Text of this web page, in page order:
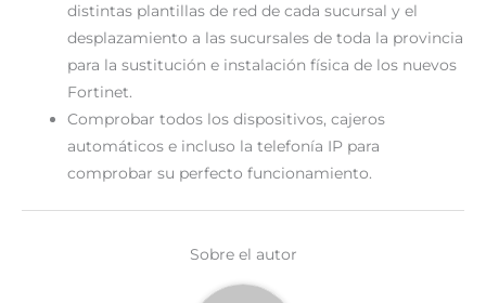
distintas plantillas de red de cada sucursal y el
desplazamiento a las sucursales de toda la provincia
para la sustitución e instalación física de los nuevos
Fortinet.
Comprobar todos los dispositivos, cajeros
automáticos e incluso la telefonía IP para
comprobar su perfecto funcionamiento.
Sobre el autor